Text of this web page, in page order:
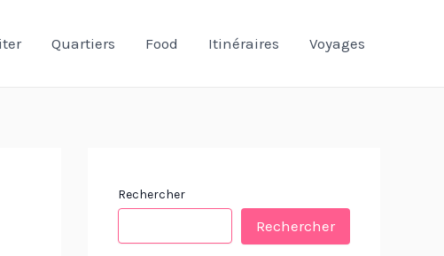
Quartiers Food Itinéraires Voyages
Rechercher
Rechercher